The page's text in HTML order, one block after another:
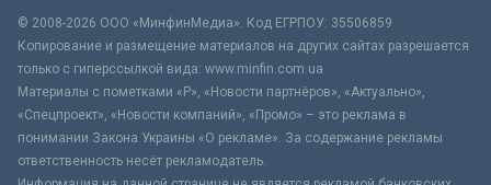
© 2008-2026 ООО «МинфинМедиа». Код ЕГРПОУ: 35506859
Копирование и размещение материалов на других сайтах разрешается
только с гиперссылкой вида: www.minfin.com.ua
Материалы с пометками «Р», «Новости партнёров», «Актуально»,
«Спецпроект», «Новости компаний», «Промо» – это реклама в
понимании Закона Украины «О рекламе». За содержание рекламы
ответственность несёт рекламодатель.